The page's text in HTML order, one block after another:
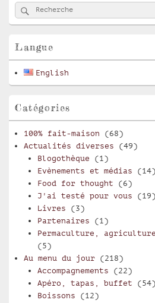
principale
de
pour
latérale
Recherche :
Rechercher
Langue
English
Catégories
100% fait-maison (68)
Actualités diverses (49)
Blogothèque (1)
Evènements et médias (14)
Food for thought (6)
J'ai testé pour vous (19)
Livres (3)
Partenaires (1)
Permaculture,
(5)
Au menu du jour (218)
Accompagnements (22)
Apéro, tapas, buffet (54)
Boissons (12)